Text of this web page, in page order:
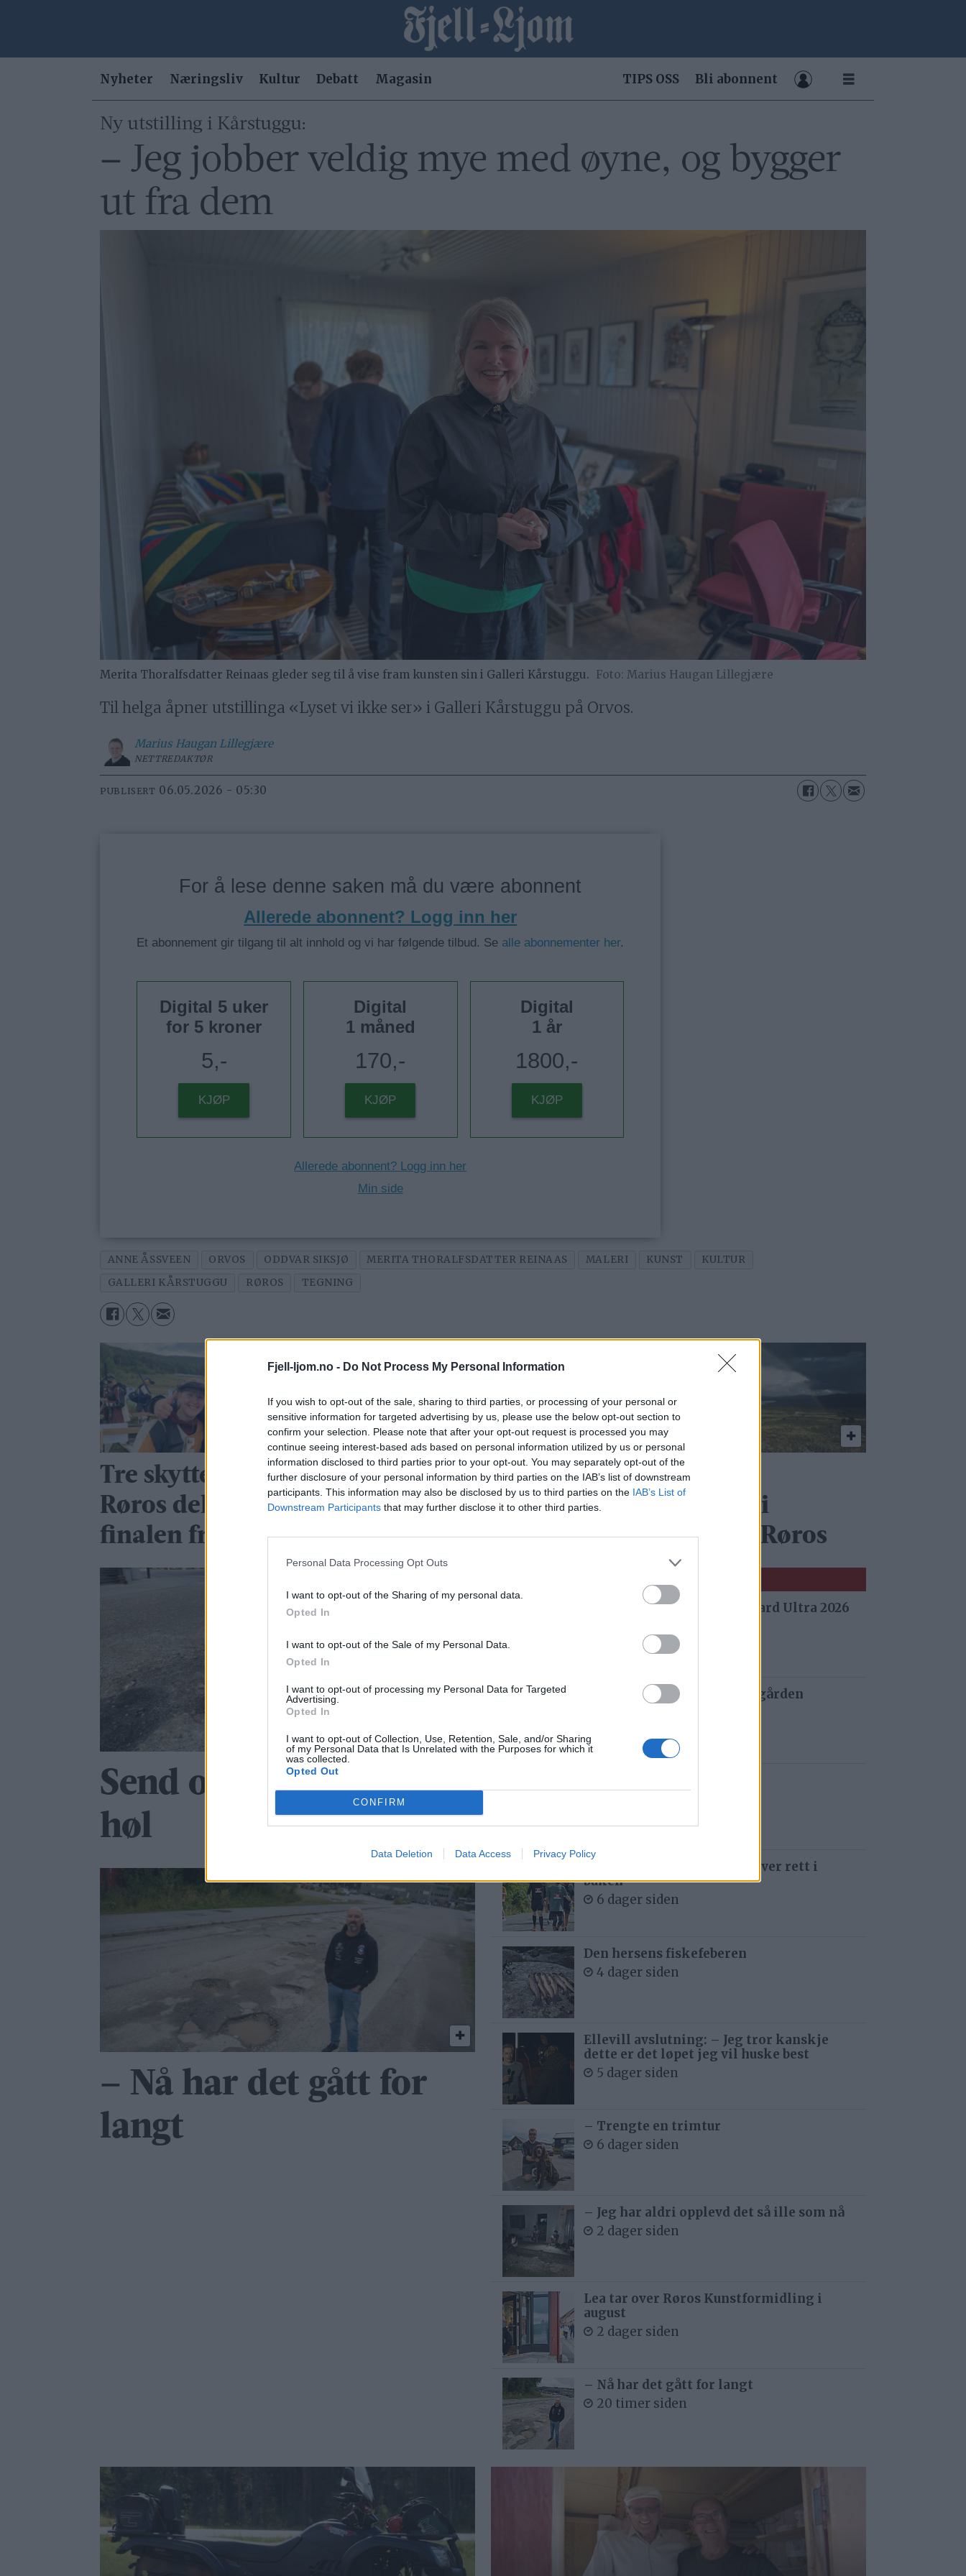
Fjell-ljom.no - Do Not Process My Personal Information
If you wish to opt-out of the sale, sharing to third parties, or processing of your personal or
sensitive information for targeted advertising by us, please use the below opt-out section to
confirm your selection. Please note that after your opt-out request is processed you may
continue seeing interest-based ads based on personal information utilized by us or personal
information disclosed to third parties prior to your opt-out. You may separately opt-out of the
further disclosure of your personal information by third parties on the IAB’s list of downstream
participants. This information may also be disclosed by us to third parties on the IAB’s List of
Downstream Participants that may further disclose it to other third parties.
Personal Data Processing Opt Outs
I want to opt-out of the Sharing of my personal data.
Opted In
I want to opt-out of the Sale of my Personal Data.
Opted In
I want to opt-out of processing my Personal Data for Targeted
Advertising.
Opted In
I want to opt-out of Collection, Use, Retention, Sale, and/or Sharing
of my Personal Data that Is Unrelated with the Purposes for which it
was collected.
Opted Out
CONFIRM
Data Deletion Data Access Privacy Policy
Nyheter Næringsliv Kultur Debatt Magasin TIPS OSS Bli abonnent
Ny utstilling i Kårstuggu:
– Jeg jobber veldig mye med øyne, og bygger
ut fra dem
Merita Thoralfsdatter Reinaas gleder seg til å vise fram kunsten sin i Galleri Kårstuggu. Marius Haugan Lillegjære
Til helga åpner utstillinga «Lyset vi ikke ser» i Galleri Kårstuggu på Orvos.
Marius Haugan Lillegjære
NETTREDAKTØR
PUBLISERT 06.05.2026 - 05:30
For å lese denne saken må du være abonnent
Allerede abonnent? Logg inn her
Et abonnement gir tilgang til alt innhold og vi har følgende tilbud. Se alle abonnementer her.
Digital 5 uker
for 5 kroner
5,-
KJØP
Digital
1 måned
170,-
KJØP
Digital
1 år
1800,-
KJØP
Allerede abonnent? Logg inn her
Min side
ANNE ÅSSVEEN ORVOS ODDVAR SIKSJØ MERITA THORALFSDATTER REINAAS MALERI KUNST
KULTUR
GALLERI KÅRSTUGGU
RØROS TEGNING
Tre skyttere fra
Røros deltok i
finalen fredag
Har du vært borti
Sjøbakken-hølet? Se
lesernes bilder.
Geologisk
kartlegging i
Holtålen og Røros
Send oss bilde av ditt
høl
– Nå har det gått for
langt
Se opptak fra Stuggu Backyard Ultra 2026
Med spett og tau redder de gården
– Det var som å kjøre ti kniver rett i
buken
6 dager siden
Den hersens fiskefeberen
4 dager siden
Ellevill avslutning: – Jeg tror kanskje
dette er det løpet jeg vil huske best
5 dager siden
– Trengte en trimtur
6 dager siden
– Jeg har aldri opplevd det så ille som nå
2 dager siden
Lea tar over Røros Kunstformidling i
august
2 dager siden
– Nå har det gått for langt
20 timer siden